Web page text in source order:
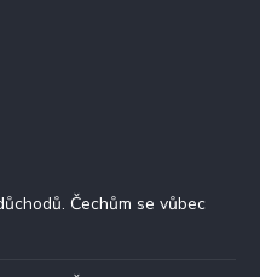
Čechům se vůbec